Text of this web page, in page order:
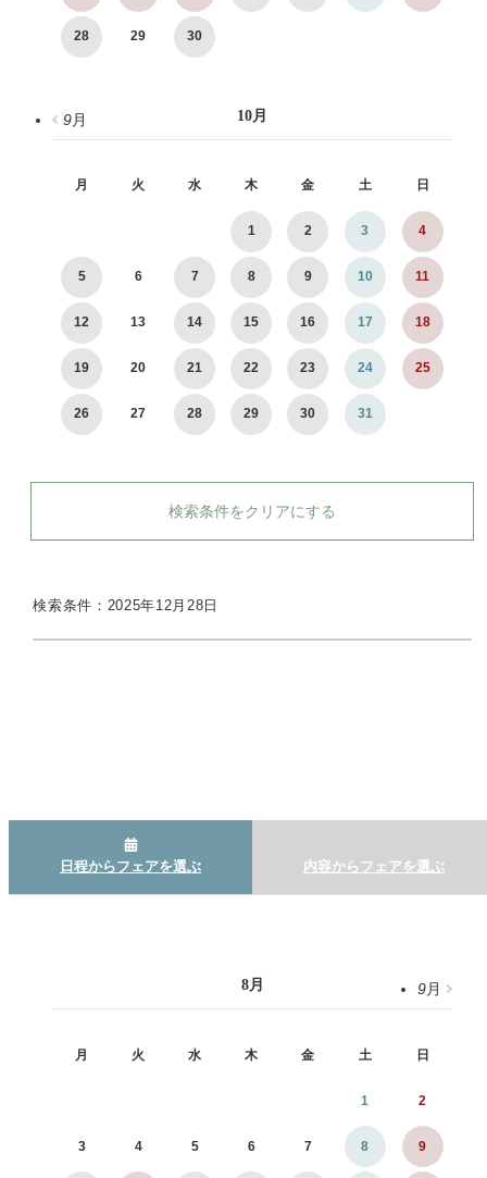
28 29 30
10 月
月 火 水 木 金 土 日
1 2 3 4
5 6 7 8 9 10 11
12 13 14 15 16 17 18
19 20 21 22 23 24 25
26 27 28 29 30 31
9月
検索条件をクリアにする
検索条件：2025年12月28日
日程からフェアを選ぶ 内容からフェアを選ぶ
8月
月 火 水 木 金 土 日
1 2
3 4 5 6 7 8 9
9月